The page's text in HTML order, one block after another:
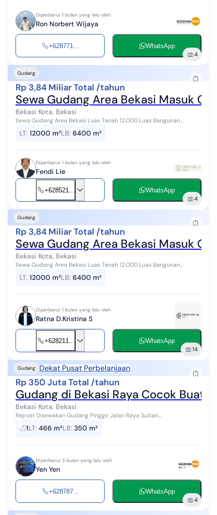
Diperbarui 1 bulan yang lalu oleh
Ron Norbert Wijaya
+628771... WhatsApp
4
Gudang
Rp 3,84 Miliar Total /tahun
Sewa Gudang Area Bekasi Masuk
Bekasi Kota, Bekasi
Sewa Gudang Area Bekasi Luas Tanah 12.000 Luas Bangunan
3.840.000.000/tahun nett #2922...
LT: 12000 m²LB: 6400 m²
Diperbarui 1 bulan yang lalu oleh
Fendi Lie
+628521... WhatsApp
4
Gudang
Rp 3,84 Miliar Total /tahun
Sewa Gudang Area Bekasi Masuk
Bekasi Kota, Bekasi
Sewa Gudang Area Bekasi Luas Tanah 12.000 Luas Bangunan
3.840.000.000/tahun nett #2922...
LT: 12000 m²LB: 6400 m²
Diperbarui 1 bulan yang lalu oleh
Ratna D.Kristina S
+628211... WhatsApp
14
Gudang Dekat Pusat Perbelanjaan
Rp 350 Juta Total /tahun
Gudang di Bekasi Raya Cocok Buat
Bekasi Kota, Bekasi
Repost Disewakan Gudang Pinggir Jalan Raya Sultan
Agung,Cakung,Jakarta timur . Lt. 466 m² Dimensi L.25 X P.18 Lb.350
m² Listrik 5500 & 1300 Wat...
1LT: 466 m²LB: 350 m²
Diperbarui 3 bulan yang lalu oleh
Yen Yen
+628787... WhatsApp
4